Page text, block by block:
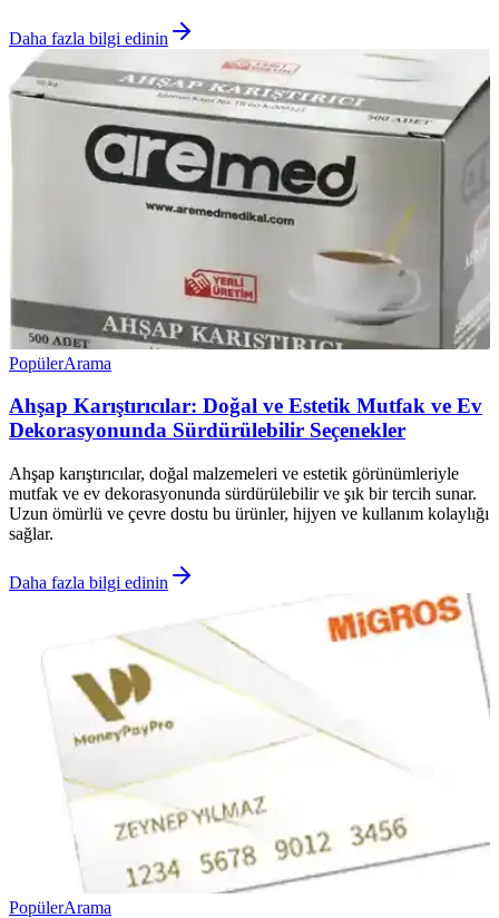
Daha fazla bilgi edinin
PopülerArama
Ahşap Karıştırıcılar: Doğal ve Estetik Mutfak ve Ev
Dekorasyonunda Sürdürülebilir Seçenekler
Ahşap karıştırıcılar, doğal malzemeleri ve estetik görünümleriyle
mutfak ve ev dekorasyonunda sürdürülebilir ve şık bir tercih sunar.
Uzun ömürlü ve çevre dostu bu ürünler, hijyen ve kullanım kolaylığı
sağlar.
Daha fazla bilgi edinin
PopülerArama